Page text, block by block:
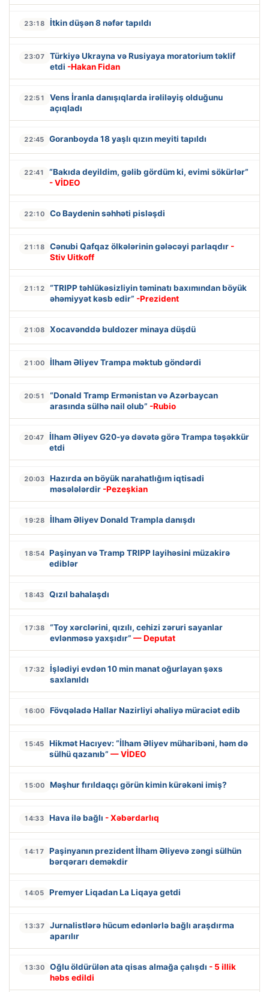
23:18 İtkin düşən 8 nəfər tapıldı
23:07
Türkiyə Ukrayna və Rusiyaya moratorium təklif
etdi -Hakan Fidan
22:51
Vens İranla danışıqlarda irəliləyiş olduğunu
açıqladı
22:45 Goranboyda 18 yaşlı qızın meyiti tapıldı
22:41
“Bakıda deyildim, gəlib gördüm ki, evimi sökürlər”
- VİDEO
22:10 Co Baydenin səhhəti pisləşdi
21:18 Cənubi Qafqaz ölkələrinin gələcəyi parlaqdır -
Stiv Uitkoff
21:12
“TRIPP təhlükəsizliyin təminatı baxımından böyük
əhəmiyyət kəsb edir” -Prezident
21:08 Xocavənddə buldozer minaya düşdü
21:00 İlham Əliyev Trampa məktub göndərdi
20:51
“Donald Tramp Ermənistan və Azərbaycan
arasında sülhə nail olub” -Rubio
20:47
İlham Əliyev G20-yə dəvətə görə Trampa təşəkkür
etdi
20:03
Hazırda ən böyük narahatlığım iqtisadi
məsələlərdir -Pezeşkian
19:28 İlham Əliyev Donald Trampla danışdı
18:54 Paşinyan və Tramp TRIPP layihəsini müzakirə
ediblər
18:43 Qızıl bahalaşdı
17:38
“Toy xərclərini, qızılı, cehizi zəruri sayanlar
evlənməsə yaxşıdır” — Deputat
17:32
İşlədiyi evdən 10 min manat oğurlayan şəxs
saxlanıldı
16:00 Fövqəladə Hallar Nazirliyi əhaliyə müraciət edib
15:45
Hikmət Hacıyev: “İlham Əliyev müharibəni, həm də
sülhü qazanıb” — VİDEO
15:00 Məşhur fırıldaqçı görün kimin kürəkəni imiş?
14:33 Hava ilə bağlı - Xəbərdarlıq
14:17
Paşinyanın prezident İlham Əliyevə zəngi sülhün
bərqərarı deməkdir
14:05 Premyer Liqadan La Liqaya getdi
13:37
Jurnalistlərə hücum edənlərlə bağlı araşdırma
aparılır
13:30 Oğlu öldürülən ata qisas almağa çalışdı - 5 illik
həbs edildi